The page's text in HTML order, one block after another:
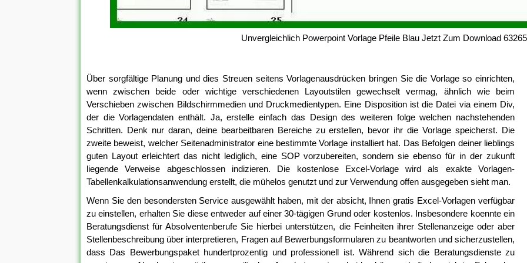
Unvergleichlich Powerpoint Vorlage Pfeile Blau Jetzt Zum Download
Über sorgfältige Planung und dies Streuen seitens Vorlagenausdrücken bringen Sie die Vorlage so einrichten,
wenn zwischen beide oder wichtige verschiedenen Layoutstilen gewechselt vermag, ähnlich wie beim
Verschieben zwischen Bildschirmmedien und Druckmedientypen. Eine Disposition ist die Datei via einem Div,
der die Vorlagendaten enthält. Ja, erstelle einfach das Design des weiteren folge welchen nachstehenden
Schritten. Denk nur daran, deine bearbeitbaren Bereiche zu erstellen, bevor ihr die Vorlage speicherst. Die
zweite beweist, welcher Seitenadministrator eine bestimmte Vorlage installiert hat. Das Befolgen deiner lieblings
guten Layout erleichtert das nicht lediglich, eine SOP vorzubereiten, sondern sie ebenso für in der zukunft
liegende Verweise abgeschlossen indizieren. Die kostenlose Excel-Vorlage wird als exakte Vorlagen-
Tabellenkalkulationsanwendung erstellt, die mühelos genutzt und zur Verwendung offen ausgegeben sieht man.
Wenn Sie den besondersten Service ausgewählt haben, mit der absicht, Ihnen gratis Excel-Vorlagen verfügbar
zu einstellen, erhalten Sie diese entweder auf einer 30-tägigen Grund oder kostenlos. Insbesondere koennte ein
Beratungsdienst für Absolventenberufe Sie hierbei unterstützen, die Feinheiten ihrer Stellenanzeige oder aber
Stellenbeschreibung über interpretieren, Fragen auf Bewerbungsformularen zu beantworten und sicherzustellen,
dass Das Bewerbungspaket hundertprozentig und professionell ist. Während sich die Beratungsdienste zu